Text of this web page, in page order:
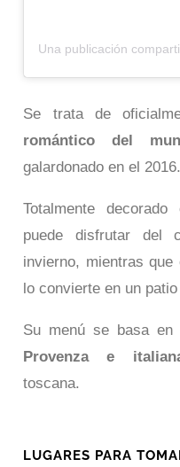
Se trata de
romántico del
galardonado en el 2016.
Totalmente
puede disfrutar del
invierno, mientras
lo convierte en un
Su menú se basa
Provenza e
toscana.
LUGARES PARA